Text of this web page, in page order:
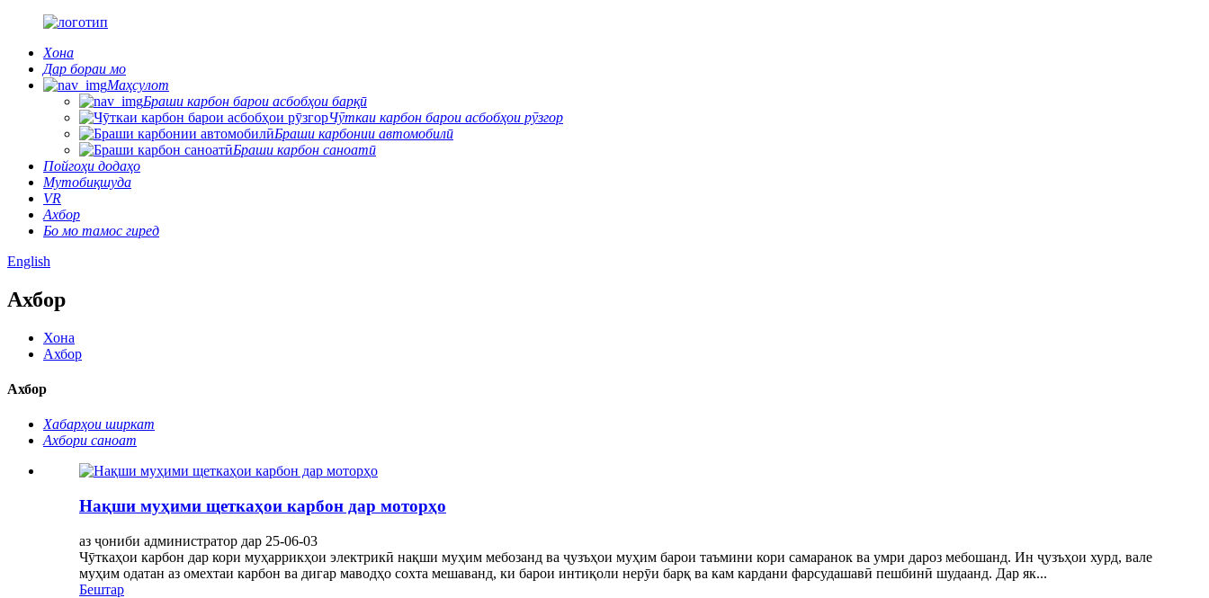
Хона
Дар бораи мо
Маҳсулот
Браши карбон барои асбобҳои барқӣ
Чӯткаи карбон барои асбобҳои рӯзгор
Браши карбонии автомобилӣ
Браши карбон саноатӣ
Пойгоҳи додаҳо
Мутобиқшуда
VR
Ахбор
Бо мо тамос гиред
English
Ахбор
Хона
Ахбор
Ахбор
Хабарҳои ширкат
Ахбори саноат
Нақши муҳими щеткаҳои карбон дар моторҳо
аз ҷониби администратор дар 25-06-03
Чӯткаҳои карбон дар кори муҳаррикҳои электрикӣ нақши муҳим мебозанд ва ҷузъҳои муҳим барои таъмини кори самаранок ва умри дароз мебошанд. Ин ҷузъҳои хурд, вале
муҳим одатан аз омехтаи карбон ва дигар маводҳо сохта мешаванд, ки барои интиқоли нерӯи барқ ​​​​ва кам кардани фарсудашавӣ пешбинӣ шудаанд. Дар як...
Бештар